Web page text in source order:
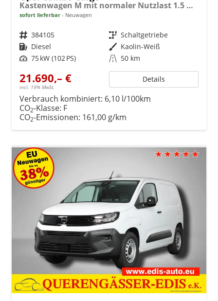
Kastenwagen M mit normaler Nutzlast 1.5 Diesel 6-Gang
sofort lieferbar Neuwagen
Fahrzeugnr. 384105 Getriebe Schaltgetriebe
Kraftstoff Diesel Außenfarbe Kaolin-Weiß
Leistung 75 kW (102 PS) Kilometerstand 50 km
21.690,– €
incl. 19% MwSt.
Details
Verbrauch kombiniert: 6,10 l/100km
CO2-Klasse: F
CO2-Emissionen: 161,00 g/km